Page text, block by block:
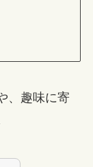
、趣味に寄